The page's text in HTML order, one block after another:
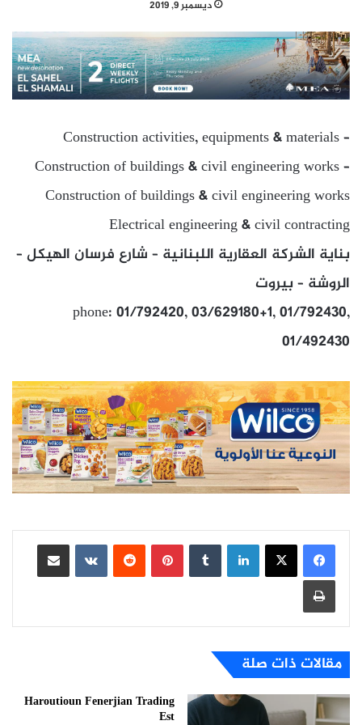
ديسمبر 9, 2019
Construction activities, equipments & materials –
Construction of buildings & civil engineering works –
Construction of buildings & civil engineering works
Electrical engineering & civil contracting
بناية الشركة العقارية اللبنانية – شارع فرسان الهيكل –
الروشة – بيروت
phone: 01/792420, 03/629180+1, 01/792430,
01/492430
لينكدإن بينتيريست
مشاركة عبر البريد
طباعة
مقالات ذات صلة
Haroutioun Fenerjian Trading
Est